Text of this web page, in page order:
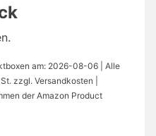
am: 2026-08-06 | Alle
zzgl. Versandkosten |
der Amazon Product